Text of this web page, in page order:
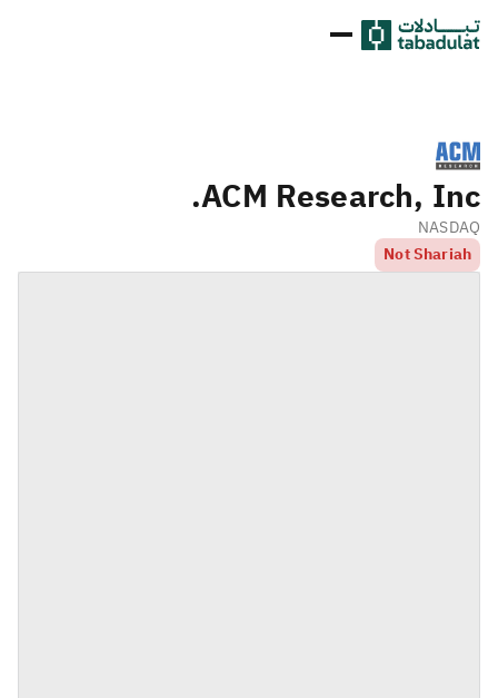
ACM Research, Inc.
NASDAQ
Not Shariah